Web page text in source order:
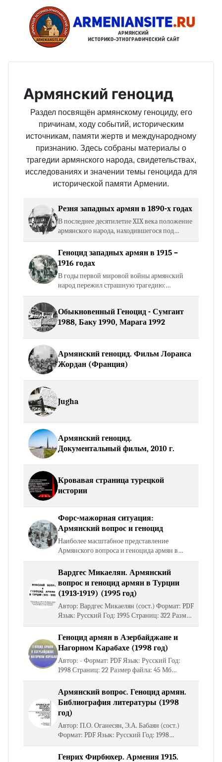
Армянский геноцид
Раздел посвящён армянскому геноциду, его
причинам, ходу событий, историческим
источникам, памяти жертв и международному
признанию. Здесь собраны материалы о
трагедии армянского народа, свидетельствах,
исследованиях и значении темы геноцида для
исторической памяти Армении.
Резня западных армян в 1890-х годах
В последнее десятилетие XIX века положение
армянского народа, находившегося под
турецким господством, ещё более
ухудшилось. Султан Абдул Гамид
разрабатывал план всеобщей резни…
Геноцид западных армян в 1915 –
1916 годах
В годы первой мировой войны армянский
народ пережил страшную трагедию:
младотурецкое правительство в невиданных
жестокостью организовало…
Обыкновенный Геноцид - Сумгаит
1988, Баку 1990, Марага 1992
Армянский геноцид. Фильм Лоранса
Жордан (Франция)
Jugha
Армянский геноцид.
Документальный фильм, 2010 г.
Кровавая страница турецкой
истории
Форс-мажорная ситуация:
Армянский вопрос и геноцид
Наиболее масштабное представлениe
Армянского вопроса и геноцида армян в
начале Первой мировой войны осуществил
Т.Атаев в публикации “Имел ли место
геноцид армян в Османской…
Вардгес Микаелян. Армянский
вопрос и геноцид армян в Турции
(1913-1919) (1995 год)
Автор: Вардгес Микаелян (сост.) Формат: PDF
Язык: Русский Год: 1995 Страниц: 322 Размер
файла: 29 Мб Открыть книгу Скачать книгу
Геноцид армян в Азербайджане и
Нагорном Карабахе (1998 год)
Автор: - Формат: PDF Язык: Русский Год:
1998 Страниц: 22 Размер файла: 45 Мб
Открыть книгу Скачать книгу
Армянский вопрос. Геноцид армян.
Библиография литературы (1998
год)
Автор: П.О. Оганесян, Э.А. Бабаян (сост.)
Формат: PDF Язык: Русский Год: 1998
Страниц: 158 Размер файла: 15 Мб Открыть
книгу Скачать книгу
Генрих Фирбюхер. Армения 1915.